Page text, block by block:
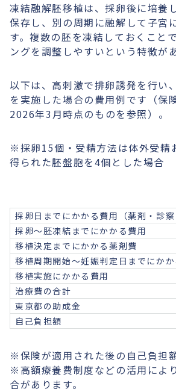
凍結融解胚移植は、採卵後に培養
保存し、別の周期に融解して子宮
す。複数の胚を凍結しておくこと
ングを調整しやすいという特徴が
以下は、高刺激で排卵誘発を行い
を実施した場合の費用例です（保
2026年3月時点のものを参照）。
※採卵15個・受精方法は体外受精
得られた胚盤胞を4個とした場合
採卵日までにかかる費用（薬剤・診察
採卵〜胚凍結までにかかる費用
移植決定までにかかる薬剤費
移植周期開始〜妊娠判定日までにか
移植実施にかかる費用
治療費の合計
東京都の助成金
自己負担額
※保険が適用された後の自己負担
※高額療養費制度などの活用によ
合があります。